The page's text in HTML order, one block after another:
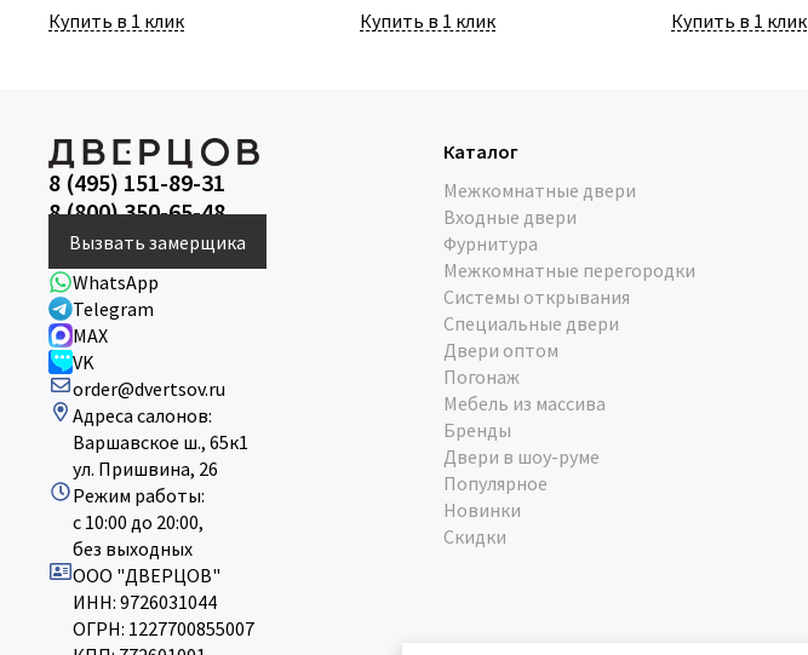
Купить в 1 клик Купить в 1 клик Купить в 1 клик
8 (495) 151-89-31
8 (800) 350-65-48
Вызвать замерщика
WhatsApp
Telegram
MAX
VK
order@dvertsov.ru
Адреса салонов:
Варшавское ш., 65к1
ул. Пришвина, 26
Режим работы:
с 10:00 до 20:00,
без выходных
ООО "ДВЕРЦОВ"
ИНН: 9726031044
ОГРН: 1227700855007
Каталог
Межкомнатные двери
Входные двери
Фурнитура
Межкомнатные перегородки
Системы открывания
Специальные двери
Двери оптом
Погонаж
Мебель из массива
Бренды
Двери в шоу-руме
Популярное
Новинки
Скидки